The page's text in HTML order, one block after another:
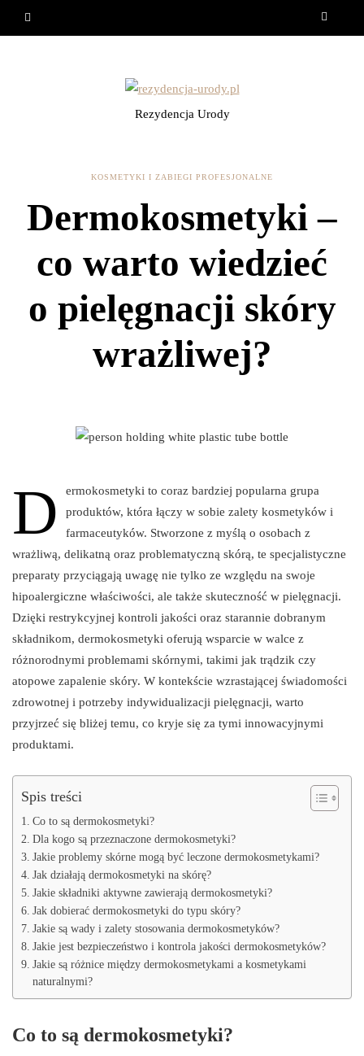
Rezydencja Urody
KOSMETYKI I ZABIEGI PROFESJONALNE
Dermokosmetyki –
co warto wiedzieć
o pielęgnacji skóry
wrażliwej?
D
ermokosmetyki to coraz bardziej popularna grupa
produktów, która łączy w sobie zalety kosmetyków i
farmaceutyków. Stworzone z myślą o osobach z
wrażliwą, delikatną oraz problematyczną skórą, te specjalistyczne
preparaty przyciągają uwagę nie tylko ze względu na swoje
hipoalergiczne właściwości, ale także skuteczność w pielęgnacji.
Dzięki restrykcyjnej kontroli jakości oraz starannie dobranym
składnikom, dermokosmetyki oferują wsparcie w walce z
różnorodnymi problemami skórnymi, takimi jak trądzik czy
atopowe zapalenie skóry. W kontekście wzrastającej świadomości
zdrowotnej i potrzeby indywidualizacji pielęgnacji, warto
przyjrzeć się bliżej temu, co kryje się za tymi innowacyjnymi
produktami.
Spis treści
Co to są dermokosmetyki?
Dla kogo są przeznaczone dermokosmetyki?
Jakie problemy skórne mogą być leczone dermokosmetykami?
Jak działają dermokosmetyki na skórę?
Jakie składniki aktywne zawierają dermokosmetyki?
Jak dobierać dermokosmetyki do typu skóry?
Jakie są wady i zalety stosowania dermokosmetyków?
Jakie jest bezpieczeństwo i kontrola jakości dermokosmetyków?
Jakie są różnice między dermokosmetykami a kosmetykami
naturalnymi?
Co to są dermokosmetyki?